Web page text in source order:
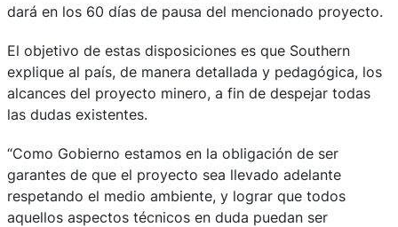
dará en los 60 días de pausa del mencionado proyecto.
El objetivo de estas disposiciones es que Southern
explique al país, de manera detallada y pedagógica, los
alcances del proyecto minero, a fin de despejar todas
las dudas existentes.
“Como Gobierno estamos en la obligación de ser
garantes de que el proyecto sea llevado adelante
respetando el medio ambiente, y lograr que todos
aquellos aspectos técnicos en duda puedan ser